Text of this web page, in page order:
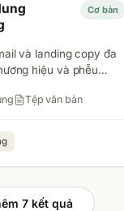
Cơ bản
và landing copy đa
hiệu và phễu
Tệp văn bản
7 kết quả